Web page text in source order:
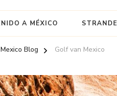
A MÉXICO
Mexico Blog Golf van Mexico